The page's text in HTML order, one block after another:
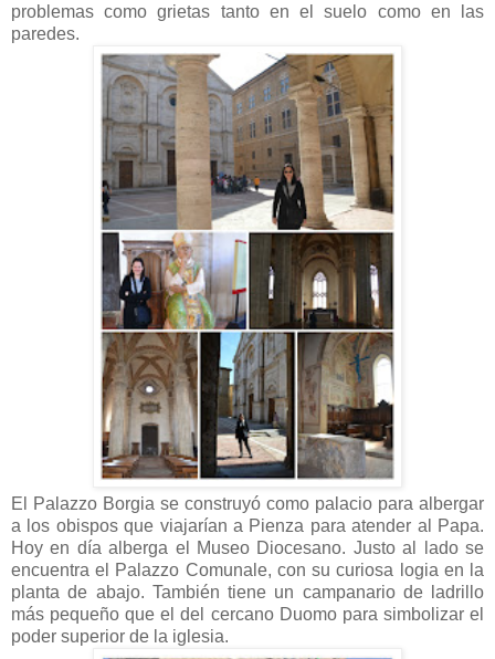
problemas como grietas tanto en el suelo como en las
paredes.
El Palazzo Borgia se construyó como palacio para albergar
a los obispos que viajarían a Pienza para atender al Papa.
Hoy en día alberga el Museo Diocesano. Justo al lado se
encuentra el Palazzo Comunale, con su curiosa logia en la
planta de abajo. También tiene un campanario de ladrillo
más pequeño que el del cercano Duomo para simbolizar el
poder superior de la iglesia.